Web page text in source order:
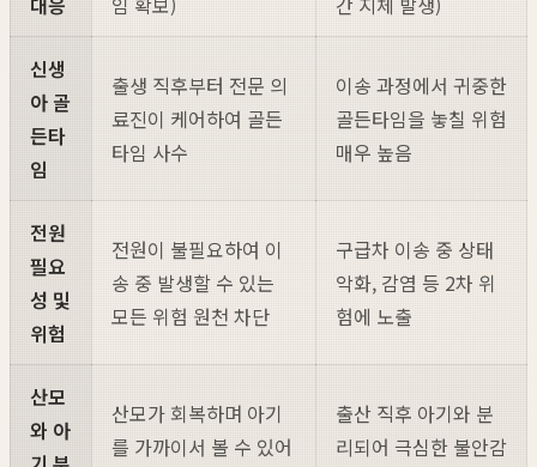
신생
아 골
든타
임
출생 직후부터 전문 의
료진이 케어하여 골든
타임 사수
이송 과정에서 귀중한
골든타임을 놓칠 위험
매우 높음
전원
필요
성 및
위험
전원이 불필요하여 이
송 중 발생할 수 있는
모든 위험 원천 차단
구급차 이송 중 상태
악화, 감염 등 2차 위
험에 노출
산모
와 아
산모가 회복하며 아기
를 가까이서 볼 수 있어
출산 직후 아기와 분
리되어 극심한 불안감